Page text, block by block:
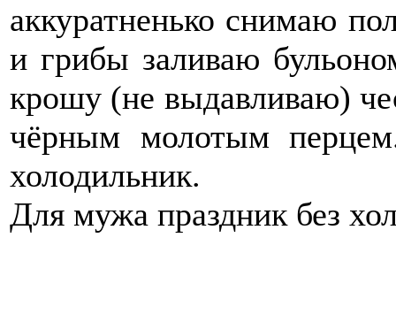
аккуратненько снимаю
и грибы заливаю
крошу (не выдавливаю)
чёрным молотым
холодильник.
Для мужа праздник без